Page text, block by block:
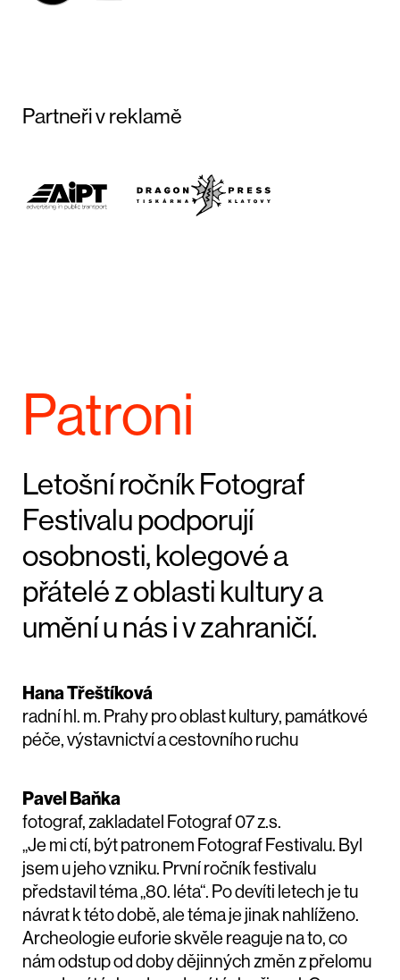
Partneři v reklamě
Patroni
Letošní ročník Fotograf
Festivalu podporují
osobnosti, kolegové a
přátelé z oblasti kultury a
umění u nás i v zahraničí.
Hana Třeštíková
radní hl. m. Prahy pro oblast kultury, památkové
péče, výstavnictví a cestovního ruchu
Pavel Baňka
fotograf, zakladatel Fotograf 07 z.s.
„Je mi ctí, být patronem Fotograf Festivalu. Byl
jsem u jeho vzniku. První ročník festivalu
představil téma „80. léta“. Po devíti letech je tu
návrat k této době, ale téma je jinak nahlíženo.
Archeologie euforie skvěle reaguje na to, co
nám odstup od doby dějinných změn z přelomu